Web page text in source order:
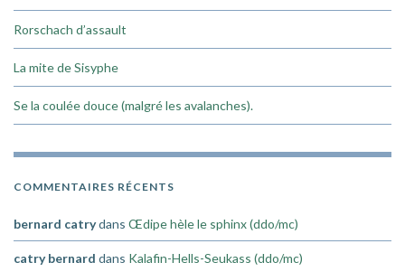
Rorschach d’assault
La mite de Sisyphe
Se la coulée douce (malgré les avalanches).
COMMENTAIRES RÉCENTS
bernard catrydans Œdipe hèle le sphinx (ddo/mc)
catry bernard dans Kalafin-Hells-Seukass (ddo/mc)